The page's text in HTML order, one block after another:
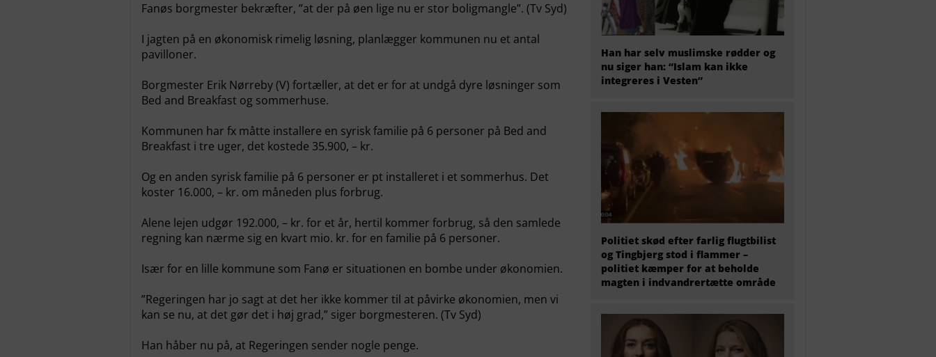
Fanøs borgmester bekræfter, ”at der på øen lige nu er stor boligmangle”. (Tv Syd)
I jagten på en økonomisk rimelig løsning, planlægger kommunen nu et antal
pavilloner.
Borgmester Erik Nørreby (V) fortæller, at det er for at undgå dyre løsninger som
Bed and Breakfast og sommerhuse.
Kommunen har fx måtte installere en syrisk familie på 6 personer på Bed and
Breakfast i tre uger, det kostede 35.900, – kr.
Og en anden syrisk familie på 6 personer er pt installeret i et sommerhus. Det
koster 16.000, – kr. om måneden plus forbrug.
Alene lejen udgør 192.000, – kr. for et år, hertil kommer forbrug, så den samlede
regning kan nærme sig en kvart mio. kr. for en familie på 6 personer.
Især for en lille kommune som Fanø er situationen en bombe under økonomien.
”Regeringen har jo sagt at det her ikke kommer til at påvirke økonomien, men vi
kan se nu, at det gør det i høj grad,” siger borgmesteren. (Tv Syd)
Han håber nu på, at Regeringen sender nogle penge.
Han har selv muslimske rødder og
nu siger han: “Islam kan ikke
integreres i Vesten”
Politiet skød efter farlig flugtbilist
og Tingbjerg stod i flammer –
politiet kæmper for at beholde
magten i indvandrertætte område